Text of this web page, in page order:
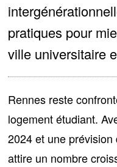
pratiques pour
ville universitaire
Rennes reste
logement étudiant.
2024 et une
attire un nombre